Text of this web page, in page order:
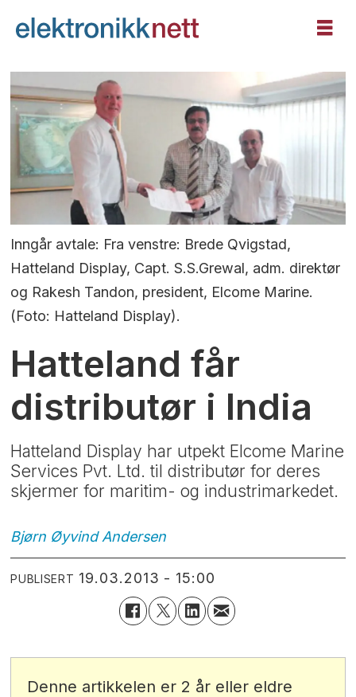
Inngår avtale: Fra venstre: Brede Qvigstad,
Hatteland Display, Capt. S.S.Grewal, adm. direktør
og Rakesh Tandon, president, Elcome Marine.
(Foto: Hatteland Display).
Hatteland får
distributør i India
Hatteland Display har utpekt Elcome Marine
Services Pvt. Ltd. til distributør for deres
skjermer for maritim- og industrimarkedet.
Bjørn Øyvind Andersen
PUBLISERT 19.03.2013 - 15:00
Denne artikkelen er 2 år eller eldre